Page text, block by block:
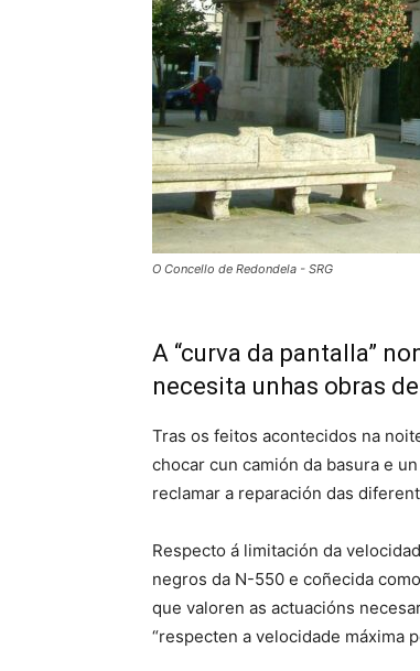
O Concello de Redondela - SRG
A “curva da pantalla”
necesita unhas obras
Tras os feitos acontecidos na
chocar cun camión da basura e
reclamar a reparación das
Respecto á limitación da
negros da N-550 e coñecida
que valoren as actuacións
“respecten a velocidade máxima